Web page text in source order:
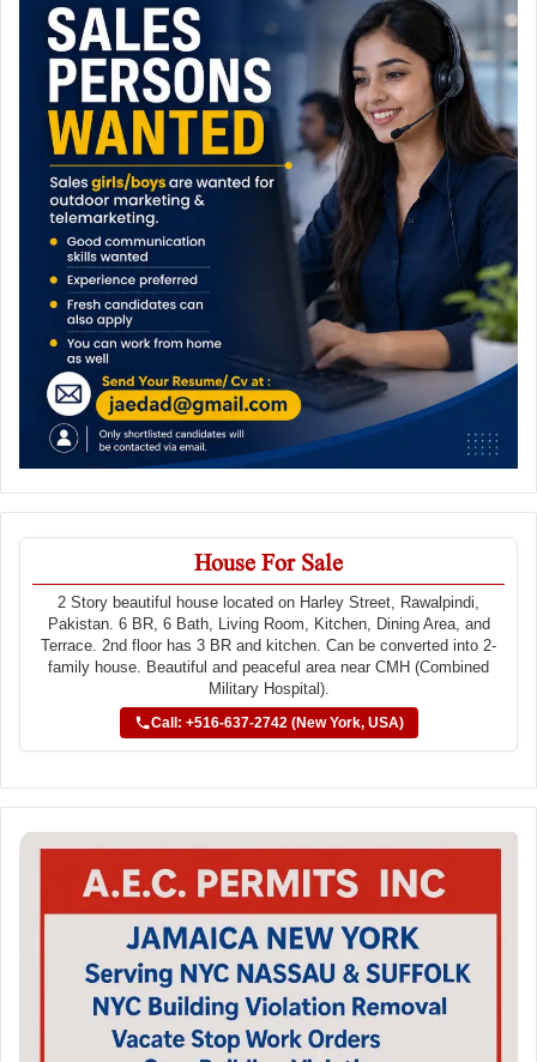
House For Sale
2 Story beautiful house located on Harley Street, Rawalpindi,
Pakistan. 6 BR, 6 Bath, Living Room, Kitchen, Dining Area, and
Terrace. 2nd floor has 3 BR and kitchen. Can be converted into 2-
family house. Beautiful and peaceful area near CMH (Combined
Military Hospital).
Call: +516-637-2742 (New York, USA)